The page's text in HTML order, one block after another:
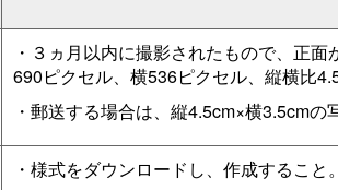
・３ヵ月以内に撮影されたもので、正
690ピクセル、横536ピクセル、縦横比
・郵送する場合は、縦4.5cm×横3.5cm
・様式をダウンロードし、作成するこ